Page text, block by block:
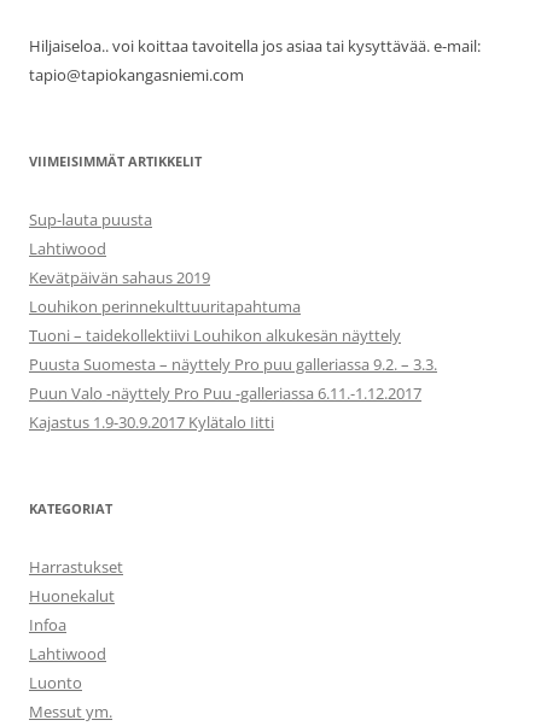
Hiljaiseloa.. voi koittaa tavoitella jos asiaa tai kysyttävää. e-mail:
tapio@tapiokangasniemi.com
VIIMEISIMMÄT ARTIKKELIT
Sup-lauta puusta
Lahtiwood
Kevätpäivän sahaus 2019
Louhikon perinnekulttuuritapahtuma
Tuoni – taidekollektiivi Louhikon alkukesän näyttely
Puusta Suomesta – näyttely Pro puu galleriassa 9.2. – 3.3.
Puun Valo -näyttely Pro Puu -galleriassa 6.11.-1.12.2017
Kajastus 1.9-30.9.2017 Kylätalo Iitti
KATEGORIAT
Harrastukset
Huonekalut
Infoa
Lahtiwood
Luonto
Messut ym.